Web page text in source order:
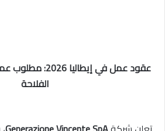
عقود عمل في
الفلاحة